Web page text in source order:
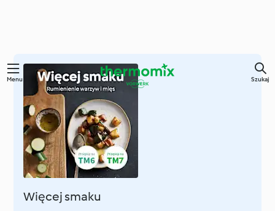
Przejdź
głównej
treści
Menu Szukaj
Więcej smaku